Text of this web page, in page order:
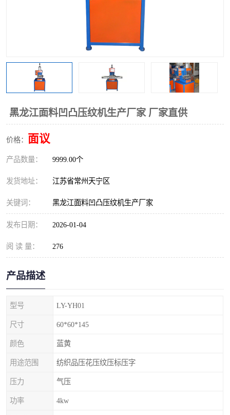
黑龙江面料凹凸压纹机生产厂家 厂家直供
价格： 面议
产品数量： 9999.00个
发货地址： 江苏省常州天宁区
关键词： 黑龙江面料凹凸压纹机生产厂家
发布日期： 2026-01-04
阅 读 量： 276
产品描述
型号 LY-YH01
尺寸 60*60*145
颜色 蓝黄
用途范围 纺织品压花压纹压标压字
压力 气压
功率 4kw